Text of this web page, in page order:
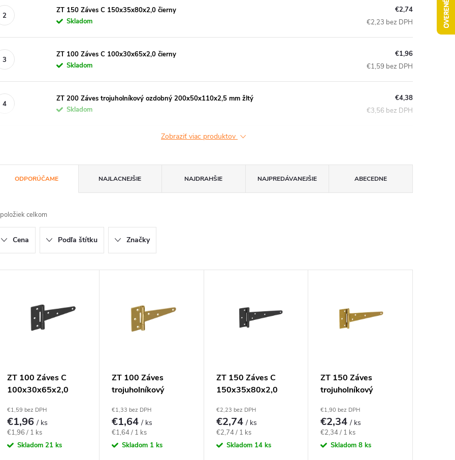
ZT 150 Záves C 150x35x80x2,0 čierny
Skladom
€2,74
€2,23 bez DPH
ZT 100 Záves C 100x30x65x2,0 čierny
Skladom
€1,96
€1,59 bez DPH
ZT 200 Záves trojuholníkový ozdobný 200x50x110x2,5 mm žltý
Skladom
€4,38
€3,56 bez DPH
Zobraziť viac produktov
ODPORÚČAME NAJLACNEJŠIE NAJDRAHŠIE NAJPREDÁVANEJŠIE ABECEDNE
položiek celkom
Cena Podľa štítku Značky
ZT 100 Záves C
100x30x65x2,0
€1,59 bez DPH
€1,96/ ks
Jednotková
cena:
€1,96 / 1 ks
Skladom 21 ks
ZT 100 Záves
trojuholníkový
žltý
€1,33 bez DPH
€1,64/ ks
Jednotková
cena:
€1,64 / 1 ks
Skladom 1 ks
ZT 150 Záves C
150x35x80x2,0
€2,23 bez DPH
€2,74/ ks
Jednotková
cena:
€2,74 / 1 ks
Skladom 14 ks
ZT 150 Záves
trojuholníkový
žltý
€1,90 bez DPH
€2,34/ ks
Jednotková
cena:
€2,34 / 1 ks
Skladom8 ks